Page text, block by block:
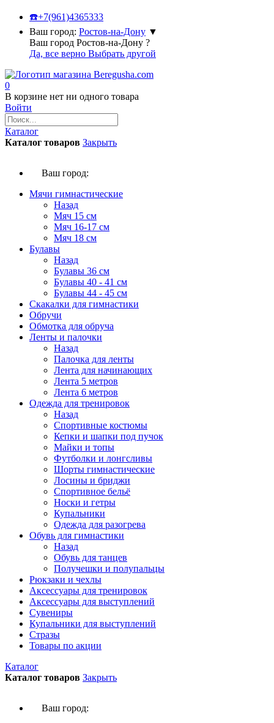
☎️+7(961)4365333
Ваш город: Ростов-на-Дону ▼
Ваш город Ростов-на-Дону ?
Да, все верно Выбрать другой
0
В корзине нет ни одного товара
Войти
Каталог
Каталог товаров Закрыть
Ваш город:
Мячи гимнастические
Назад
Мяч 15 см
Мяч 16-17 см
Мяч 18 см
Булавы
Назад
Булавы 36 см
Булавы 40 - 41 см
Булавы 44 - 45 см
Скакалки для гимнастики
Обручи
Обмотка для обруча
Ленты и палочки
Назад
Палочка для ленты
Лента для начинающих
Лента 5 метров
Лента 6 метров
Одежда для тренировок
Назад
Спортивные костюмы
Кепки и шапки под пучок
Майки и топы
Футболки и лонгсливы
Шорты гимнастические
Лосины и бриджи
Спортивное бельё
Носки и гетры
Купальники
Одежда для разогрева
Обувь для гимнастики
Назад
Обувь для танцев
Получешки и полупальцы
Рюкзаки и чехлы
Аксессуары для тренировок
Аксессуары для выступлений
Сувениры
Купальники для выступлений
Стразы
Товары по акции
Каталог
Каталог товаров Закрыть
Ваш город: